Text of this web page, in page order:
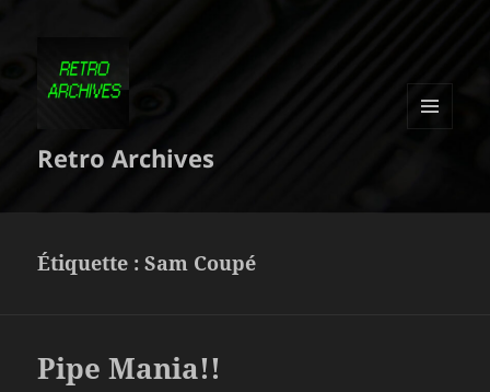
Retro Archives
Étiquette :Sam Coupé
Pipe Mania!!